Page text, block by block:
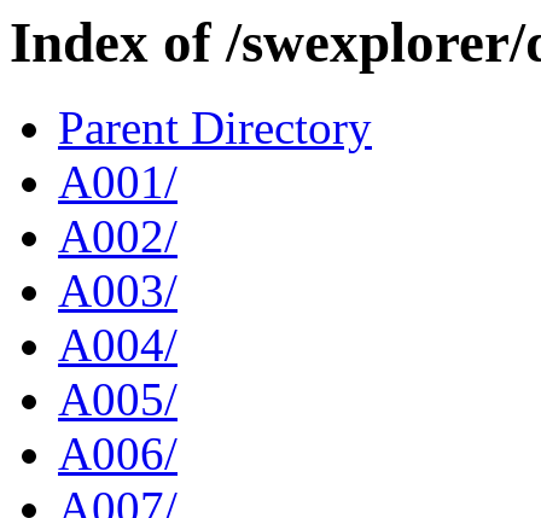
Index of /swexplorer/
Parent Directory
A001/
A002/
A003/
A004/
A005/
A006/